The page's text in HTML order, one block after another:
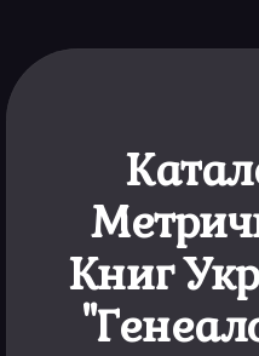
Книг